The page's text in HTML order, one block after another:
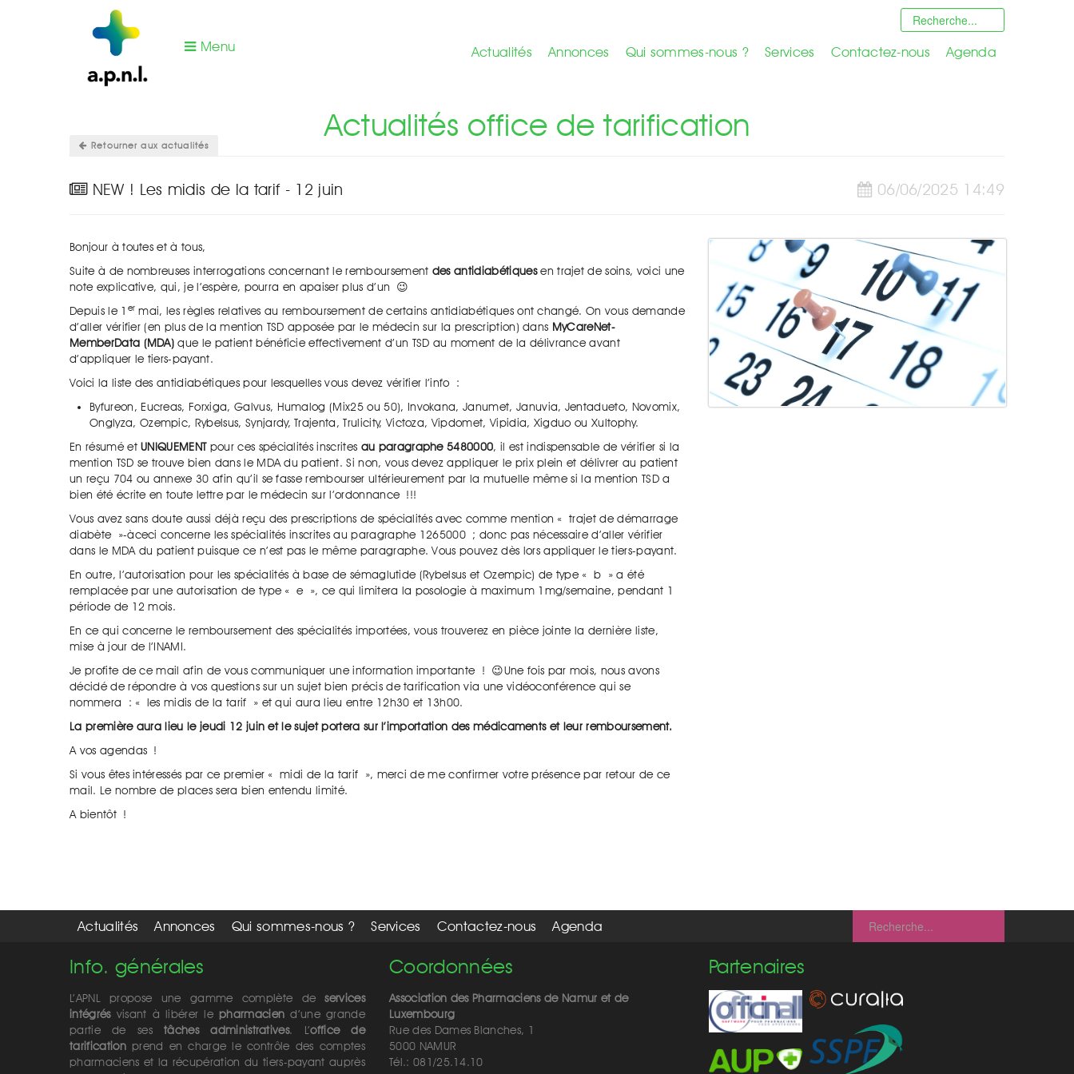
Menu Actualités Annonces Qui sommes-nous ? Services Contactez-nous Agenda
Retourner aux actualités
Actualités office de tarification
06/06/2025 14:49
NEW ! Les midis de la tarif - 12 juin
Bonjour à toutes et à tous,
Suite à de nombreuses interrogations concernant le remboursement des antidiabétiquesen trajet de soins, voici une
note explicative, qui, je l’espère, pourra en apaiser plus d’un 😉
Depuis le 1 er mai, les règles relatives au remboursement de certains antidiabétiques ont changé. On vous demande
d’aller vérifier (en plus de la mention TSD apposée par le médecin sur la prescription) dans MyCareNet-
MemberData (MDA)que le patient bénéficie effectivement d’un TSD au moment de la délivrance avant
d’appliquer le tiers-payant.
Voici la liste des antidiabétiques pour lesquelles vous devez vérifier l’info :
Byfureon, Eucreas, Forxiga, Galvus, Humalog (Mix25 ou 50), Invokana, Janumet, Januvia, Jentadueto, Novomix,
Onglyza, Ozempic, Rybelsus, Synjardy, Trajenta, Trulicity, Victoza, Vipdomet, Vipidia, Xigduo ou Xultophy.
En résumé etUNIQUEMENTpour ces spécialités inscrites au paragraphe 5480000, il est indispensable de vérifier si la
mention TSD se trouve bien dans le MDA du patient. Si non, vous devez appliquer le prix plein et délivrer au patient
un reçu 704 ou annexe 30 afin qu’il se fasse rembourser ultérieurement par la mutuelle même si la mention TSD a
bien été écrite en toute lettre par le médecin sur l’ordonnance !!!
Vous avez sans doute aussi déjà reçu des prescriptions de spécialités avec comme mention « trajet de démarrage
diabète »-àceci concerne les spécialités inscrites au paragraphe 1265000 ; donc pas nécessaire d’aller vérifier
dans le MDA du patient puisque ce n’est pas le même paragraphe. Vous pouvez dès lors appliquer le tiers-payant.
En outre, l’autorisation pour les spécialités à base de sémaglutide (Rybelsus et Ozempic) de type « b » a été
remplacée par une autorisation de type « e », ce qui limitera la posologie à maximum 1mg/semaine, pendant 1
période de 12 mois.
En ce qui concerne le remboursement des spécialités importées, vous trouverez en pièce jointe la dernière liste,
mise à jour de l’INAMI.
Je profite de ce mail afin de vous communiquer une information importante ! 😉Une fois par mois, nous avons
décidé de répondre à vos questions sur un sujet bien précis de tarification via une vidéoconférence qui se
nommera : « les midis de la tarif » et qui aura lieu entre 12h30 et 13h00.
La première aura lieu le jeudi 12 juin et le sujet portera sur l’importation des médicaments et leur remboursement.
A vos agendas !
Si vous êtes intéressés par ce premier « midi de la tarif », merci de me confirmer votre présence par retour de ce
mail. Le nombre de places sera bien entendu limité.
A bientôt !
Actualités Annonces Qui sommes-nous ? Services Contactez-nous Agenda
Info. générales
L’APNL propose une gamme complète deservices
intégrésvisant à libérer lepharmacien d’une grande
partie de sestâches administratives. L’office de
tarificationprend en charge le contrôle des comptes
pharmaciens et la récupération du tiers-payant auprès
Coordonnées
Association des Pharmaciens de Namur et de
Luxembourg
Rue des Dames Blanches, 1
5000 NAMUR
Tél.: 081/25.14.10
Partenaires